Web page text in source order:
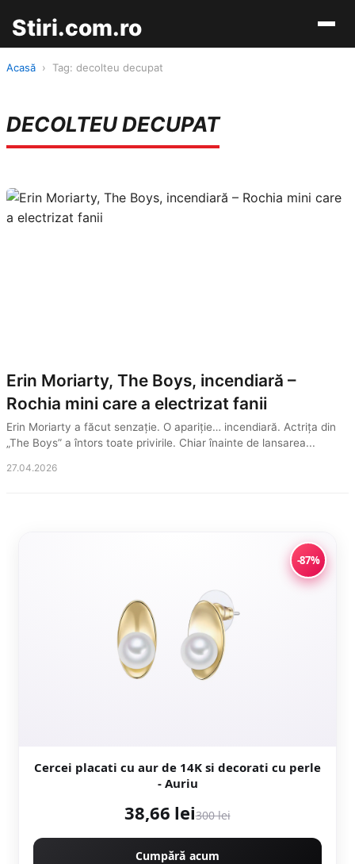
Stiri.com.ro
Acasă › Tag: decolteu decupat
DECOLTEU DECUPAT
Erin Moriarty, The Boys, incendiară –
Rochia mini care a electrizat fanii
Erin Moriarty a făcut senzație. O apariție… incendiară. Actrița din
„The Boys” a întors toate privirile. Chiar înainte de lansarea...
27.04.2026
-87%
Cercei placati cu aur de 14K si decorati cu perle
- Auriu
38,66 lei300 lei
Cumpără acum